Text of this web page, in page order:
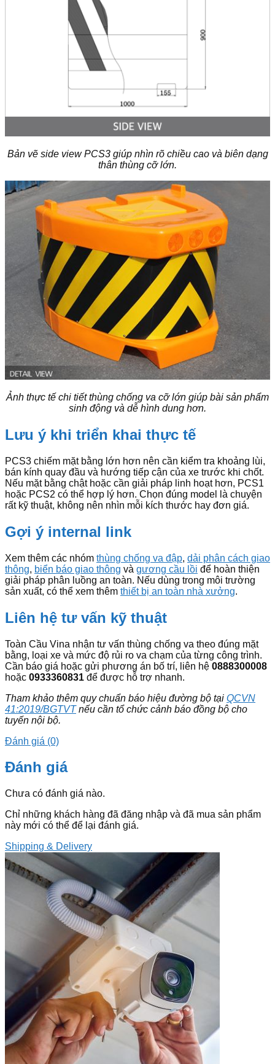
Bản vẽ side view PCS3 giúp nhìn rõ chiều cao và biên dạng
thân thùng cỡ lớn.
Ảnh thực tế chi tiết thùng chống va cỡ lớn giúp bài sản phẩm
sinh động và dễ hình dung hơn.
Lưu ý khi triển khai thực tế
PCS3 chiếm mặt bằng lớn hơn nên cần kiểm tra khoảng lùi,
bán kính quay đầu và hướng tiếp cận của xe trước khi chốt.
Nếu mặt bằng chật hoặc cần giải pháp linh hoạt hơn, PCS1
hoặc PCS2 có thể hợp lý hơn. Chọn đúng model là chuyện
rất kỹ thuật, không nên nhìn mỗi kích thước hay đơn giá.
Gợi ý internal link
Xem thêm các nhóm thùng chống va đập, dải phân cách giao
thông, biển báo giao thông và gương cầu lồi để hoàn thiện
giải pháp phân luồng an toàn. Nếu dùng trong môi trường
sản xuất, có thể xem thêm thiết bị an toàn nhà xưởng.
Liên hệ tư vấn kỹ thuật
Toàn Cầu Vina nhận tư vấn thùng chống va theo đúng mặt
bằng, loại xe và mức độ rủi ro va chạm của từng công trình.
Cần báo giá hoặc gửi phương án bố trí, liên hệ 0888300008
hoặc 0933360831 để được hỗ trợ nhanh.
Tham khảo thêm quy chuẩn báo hiệu đường bộ tại QCVN
41:2019/BGTVTnếu cần tổ chức cảnh báo đồng bộ cho
tuyến nội bộ.
Đánh giá (0)
Đánh giá
Chưa có đánh giá nào.
Chỉ những khách hàng đã đăng nhập và đã mua sản phẩm
này mới có thể để lại đánh giá.
Shipping & Delivery